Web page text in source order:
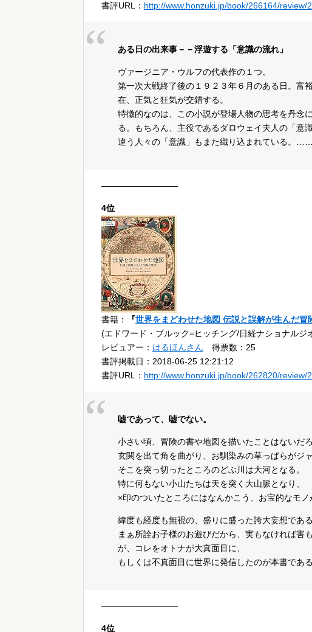
書評URL： http://www.honzuki.jp/book/266164/review/
ある日の出来事－－浮遊する「意識の流れ」
ヴァージニア・ウルフの代表作の１つ。
第一次大戦終了後の１９２３年６月のある日。富
在、正気と狂気が交錯する。
特徴的なのは、この小説が登場人物の思考を丹念
る。もちろん、主役であるダロウェイ夫人の「意
違う人々の「意識」もまた織り込まれている。……
—————————
4位
書籍： 『世界をまどわせた地図 伝説と誤解が生んだ冒
(エドワード・ブルック=ヒッチング/日経ナショナルジ
レビュアー： はるほんさん 得票数：25
書評掲載日：2018-06-25 12:21:12
書評URL： http://www.honzuki.jp/book/262820/review/
嘘であって、嘘でない。
小さい頃、冒険の書や地図を描いたことはないだろ
玄関を出て角を曲がり、お馴染みの草っぱらがジ
そこを突っ切ったところのどぶ川は大河となる。
特に何もない小山たちは天を突く大山脈となり、
×印のついたところにはなんかこう、お宝的なモノ
緯度も経度も無視の、盛りに盛った誇大妄想である
まぁ所詮お子様のお遊びだから、実もなければ害も
が、コレをオトナが大真面目に、
もしくは不真面目に世界に発信したのが本書で
—————————
4位